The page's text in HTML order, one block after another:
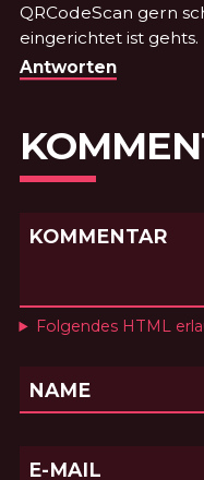
QRCodeScan gern
eingerichtet ist gehts.
Antworten
KOMMENTAR
Folgendes HTML
NAME
E-MAIL